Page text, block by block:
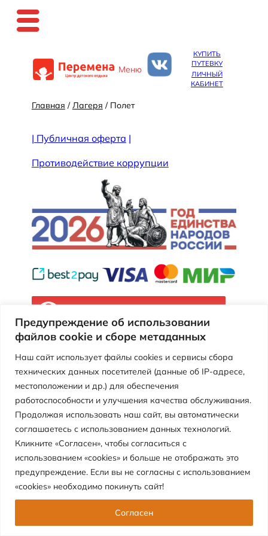
Предупреждение об использовании
файлов cookie и сборе метаданных
Наш сайт использует файлы cookies и сервисы сбора
технических данных посетителей (данные об IP-адресе,
местоположении и др.) для обеспечения
работоспособности и улучшения качества обслуживания.
Продолжая использовать наш сайт, вы автоматически
соглашаетесь с использованием данных технологий.
Кликните «Согласен», чтобы согласиться с
использованием «cookies» и больше не отображать это
предупреждение. Если вы не согласны с использованием
«cookies» необходимо покинуть сайт!
Согласен
к
содержимому
Меню
КУПИТЬ
ПУТЕВКУ
ЛИЧНЫЙ
КАБИНЕТ
Главная /Лагеря / Полет
| Публичная оферта |
Противодействие коррупции
Версия сайта для слабовидящих
Муниципальное автономное учреждение